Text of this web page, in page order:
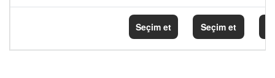
Seçim et Seçim et